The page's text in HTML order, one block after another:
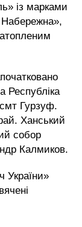
із марками
Республіка
Гурзуф.
Ханський
собор
Калмиков.
України»